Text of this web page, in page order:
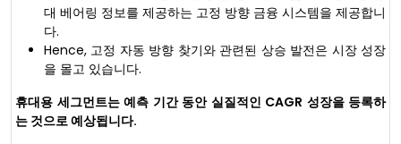
대 베어링 정보를 제공하는 고정 방향 금융 시스템을 제공합니
다.
Hence, 고정 자동 방향 찾기와 관련된 상승 발전은 시장 성장
을 몰고 있습니다.
휴대용 세그먼트는 예측 기간 동안 실질적인 CAGR 성장을 등록하
는 것으로 예상됩니다.